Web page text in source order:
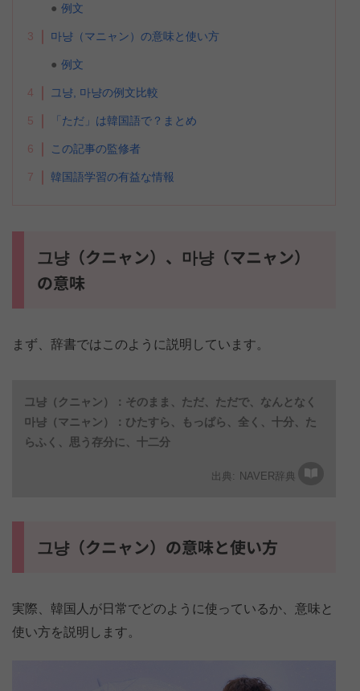
例文
3 마냥（マニャン）の意味と使い方
例文
4 그냥, 마냥の例文比較
5 「ただ」は韓国語で？まとめ
6 この記事の監修者
7 韓国語学習の有益な情報
그냥（クニャン）、마냥（マニャン）
の意味
まず、辞書ではこのように説明しています。
그냥（クニャン）：そのまま、ただ、ただで、なんとなく
마냥（マニャン）：ひたすら、もっぱら、全く、十分、た
らふく、思う存分に、十二分
NAVER辞典
그냥（クニャン）の意味と使い方
実際、韓国人が日常でどのように使っているか、意味と
使い方を説明します。